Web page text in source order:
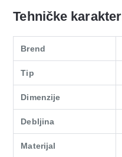
Tehničke
Brend
Tip
Dimenzije
Debljina
Materijal